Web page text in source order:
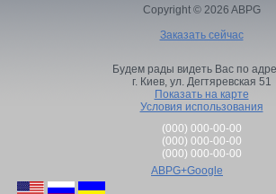
Copyright © 2026 ABPG
Заказать сейчас
Будем рады видеть Вас по
г. Киев, ул. Дегтяревская 51
Показать на карте
Условия использования
(000) 000-00-00
(000) 000-00-00
(000) 000-00-00
ABPG+Google